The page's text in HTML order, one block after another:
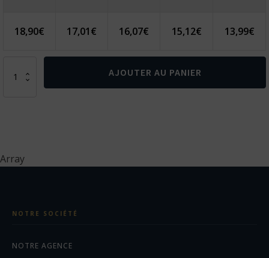
18,90€ 17,01€ 16,07€ 15,12€ 13,99€
AJOUTER AU PANIER
Array
NOTRE SOCIÉTÉ
NOTRE AGENCE